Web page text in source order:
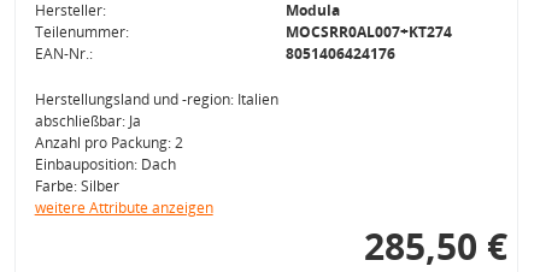
Hersteller:
Modula
Teilenummer:
MOCSRR0AL007+KT274
EAN-Nr.:
8051406424176
Herstellungsland und -region: Italien
abschließbar: Ja
Anzahl pro Packung: 2
Einbauposition: Dach
Farbe: Silber
weitere Attribute anzeigen
285,50 €